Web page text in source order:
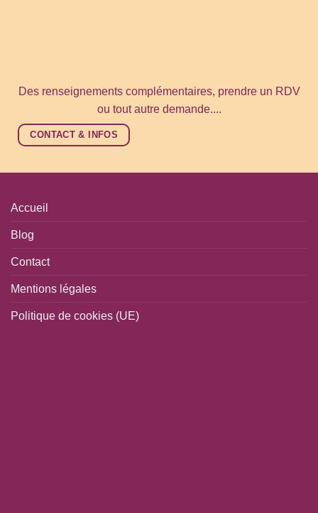
Des renseignements complémentaires, prendre un RDV
ou tout autre demande....
CONTACT & INFOS
Accueil
Blog
Contact
Mentions légales
Politique de cookies (UE)